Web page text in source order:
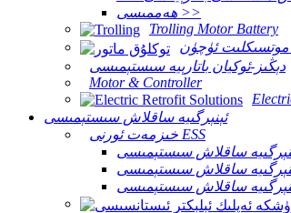
ھەممىسى >>
Trolling Motor Battery
دېڭىز-ئوكيان باتارېيە سىستېمىسى
Motor & Controller
ئېنېرگىيە ساقلاش سىستېمىسى
خىزمەت ئورنى ESS
ساقلاش سىستېمىسى